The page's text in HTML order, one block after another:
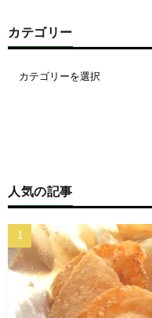
カテゴリー
人気の記事